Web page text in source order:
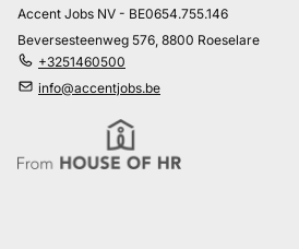
Accent Jobs NV - BE0654.755.146
Beversesteenweg 576, 8800 Roeselare
+3251460500
info@accentjobs.be